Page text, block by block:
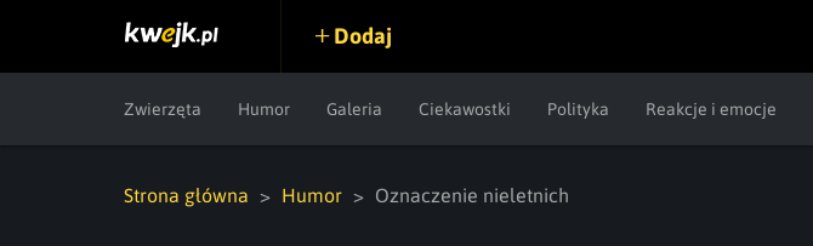
Dodaj
Zwierzęta Humor Galeria Ciekawostki Polityka Reakcje i emocje
Strona główna Humor Oznaczenie nieletnich